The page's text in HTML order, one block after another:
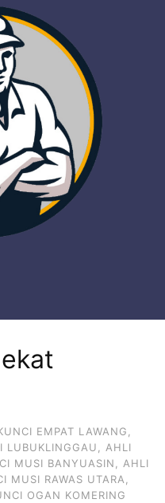
EMPAT LAWANG,
LUBUKLINGGAU, AHLI
MUSI BANYUASIN, AHLI
MUSI RAWAS UTARA,
OGAN KOMERING